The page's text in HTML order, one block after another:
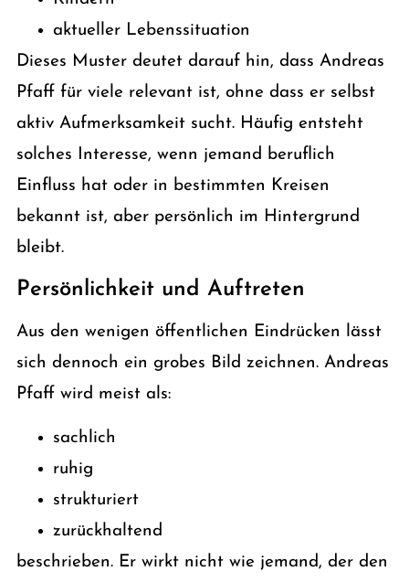
aktueller Lebenssituation
Dieses Muster deutet darauf hin, dass Andreas
Pfaff für viele relevant ist, ohne dass er selbst
aktiv Aufmerksamkeit sucht. Häufig entsteht
solches Interesse, wenn jemand beruflich
Einfluss hat oder in bestimmten Kreisen
bekannt ist, aber persönlich im Hintergrund
bleibt.
Persönlichkeit und Auftreten
Aus den wenigen öffentlichen Eindrücken lässt
sich dennoch ein grobes Bild zeichnen. Andreas
Pfaff wird meist als:
sachlich
ruhig
strukturiert
zurückhaltend
beschrieben. Er wirkt nicht wie jemand, der den